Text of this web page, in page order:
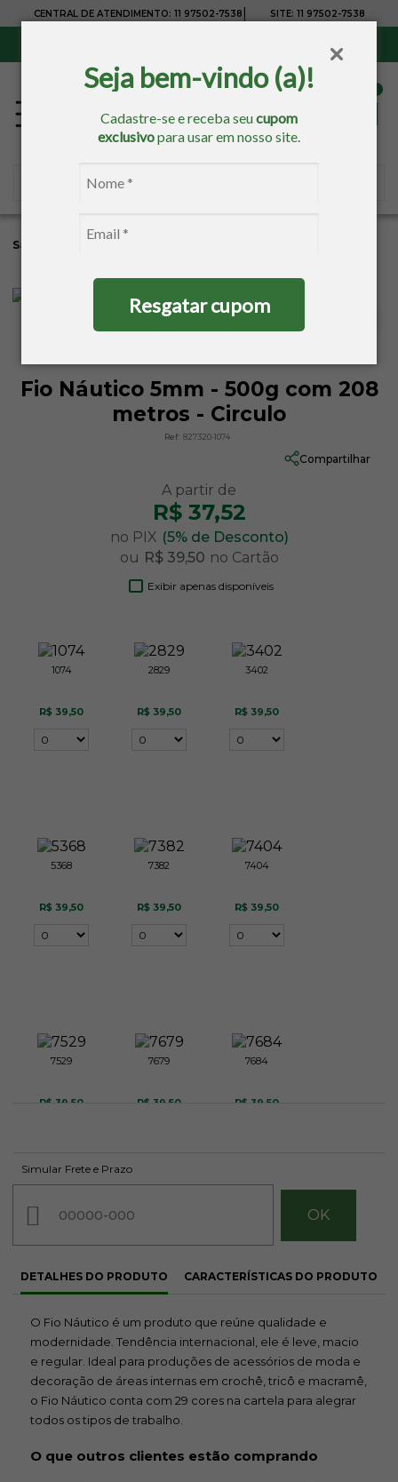
Seja bem-vindo (a)!
Cadastre-se e receba seucupom
exclusivopara usar em nosso site.
Resgatar cupom
CENTRAL DE ATENDIMENTO: 11 97502-7538 SITE: 11 97502-7538
Sacaria
Fio Náutico 5mm - 500g com 208
metros - Circulo
Ref: 827320-1074
Compartilhar
R$ 37,52
no PIX (5% de Desconto)
ou R$ 39,50 no Cartão
Exibir apenas disponíveis
1074
R$ 39,50
2829
R$ 39,50
3402
R$ 39,50
5368
R$ 39,50
7382
R$ 39,50
7404
R$ 39,50
7529
R$ 39,50
7679
R$ 39,50
7684
R$ 39,50
R$ 39,50 R$ 39,50
8001 8990
Simular Frete e Prazo
DETALHES DO PRODUTO CARACTERÍSTICAS DO PRODUTO
O Fio Náutico é um produto que reúne qualidade e
modernidade. Tendência internacional, ele é leve, macio
e regular. Ideal para produções de acessórios de moda e
decoração de áreas internas em crochê, tricô e macramê,
o Fio Náutico conta com 29 cores na cartela para alegrar
todos os tipos de trabalho.
O que outros clientes estão comprando